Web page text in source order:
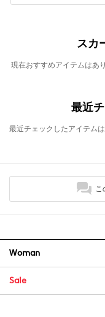
スカ
現在おすすめアイテムはあ
最近
最近チェックしたアイテムは
Woman
Sale